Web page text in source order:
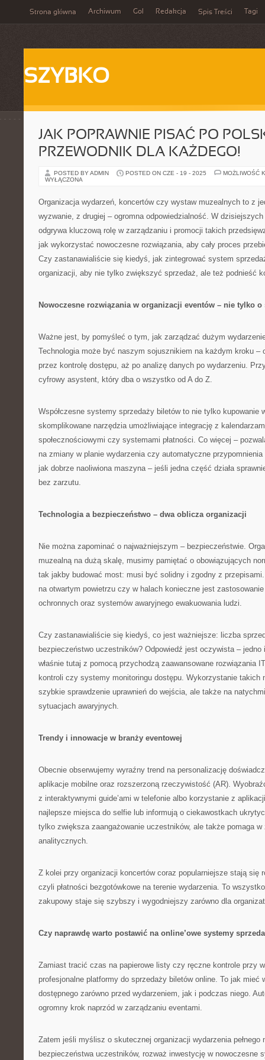
Strona główna Archiwum Gol Redakcja Spis Treści Tagi
SZYBKO
JAK POPRAWNIE PISAĆ PO
PRZEWODNIK DLA KAŻDEGO!
POSTED BY ADMIN POSTED ON CZE - 19 - 2025
MOŻLIWOŚĆ
WYŁĄCZONA
Organizacja wydarzeń, koncertów czy wystaw muzealnych to z
wyzwanie, z drugiej – ogromna odpowiedzialność. W
odgrywa kluczową rolę w zarządzaniu i promocji takich
jak wykorzystać nowoczesne rozwiązania, aby cały proces
Czy zastanawialiście się kiedyś, jak zintegrować system
organizacji, aby nie tylko zwiększyć sprzedaż, ale też podnieść
Nowoczesne rozwiązania w organizacji eventów – nie tylko
Ważne jest, by pomyśleć o tym, jak zarządzać dużym
Technologia może być naszym sojusznikiem na każdym kroku –
przez kontrolę dostępu, aż po analizę danych po wydarzeniu.
cyfrowy asystent, który dba o wszystko od A do Z.
Współczesne systemy sprzedaży biletów to nie tylko kupowanie
skomplikowane narzędzia umożliwiające integrację z
społecznościowymi czy systemami płatności. Co więcej –
na zmiany w planie wydarzenia czy automatyczne
jak dobrze naoliwiona maszyna – jeśli jedna część działa
bez zarzutu.
Technologia a bezpieczeństwo – dwa oblicza organizacji
Nie można zapominać o najważniejszym – bezpieczeństwie.
muzealną na dużą skalę, musimy pamiętać o obowiązujących
tak jakby budować most: musi być solidny i zgodny z
na otwartym powietrzu czy w halach konieczne jest
ochronnych oraz systemów awaryjnego ewakuowania ludzi.
Czy zastanawialiście się kiedyś, co jest ważniejsze: liczba
bezpieczeństwo uczestników? Odpowiedź jest oczywista –
właśnie tutaj z pomocą przychodzą zaawansowane rozwiązania
kontroli czy systemy monitoringu dostępu. Wykorzystanie takich
szybkie sprawdzenie uprawnień do wejścia, ale także na
sytuacjach awaryjnych.
Trendy i innowacje w branży eventowej
Obecnie obserwujemy wyraźny trend na personalizację
aplikacje mobilne oraz rozszerzoną rzeczywistość (AR).
z interaktywnymi guide’ami w telefonie albo korzystanie z
najlepsze miejsca do selfie lub informują o ciekawostkach
tylko zwiększa zaangażowanie uczestników, ale także pomaga
analitycznych.
Z kolei przy organizacji koncertów coraz popularniejsze stają się
czyli płatności bezgotówkowe na terenie wydarzenia. To
zakupowy staje się szybszy i wygodniejszy zarówno dla
Czy naprawdę warto postawić na online’owe systemy
Zamiast tracić czas na papierowe listy czy ręczne kontrole przy
profesjonalne platformy do sprzedaży biletów online. To jak mieć
dostępnego zarówno przed wydarzeniem, jak i podczas niego.
ogromny krok naprzód w zarządzaniu eventami.
Zatem jeśli myślisz o skutecznej organizacji wydarzenia pełnego
bezpieczeństwa uczestników, rozważ inwestycję w nowoczesne